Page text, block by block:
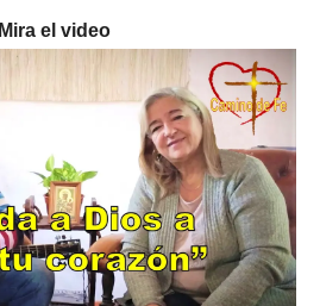
Mira el video